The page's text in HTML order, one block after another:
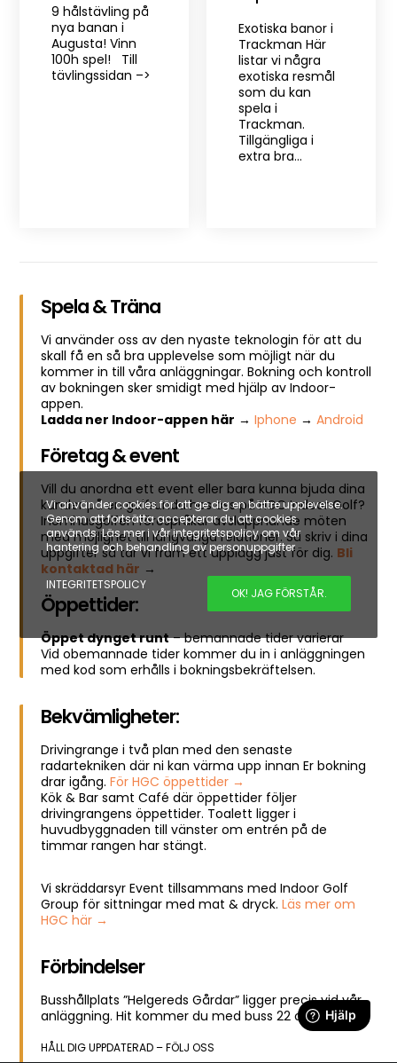
9 hålstävling på
nya banan i
Augusta! Vinn
100h spel! Till
tävlingssidan –>
Exotiska banor i
Trackman Här
listar vi några
exotiska resmål
som du kan
spela i
Trackman.
Tillgängliga i
extra bra…
Spela & Träna
Vi använder oss av den nyaste teknologin för att du
skall få en så bra upplevelse som möjligt när du
kommer in till våra anläggningar. Bokning och kontroll
av bokningen sker smidigt med hjälp av Indoor-
appen.
Ladda ner Indoor-appen här →Iphone →Android
Företag & event
Vill du anordna ett event eller bara kunna bjuda dina
kunder på en golfrunda hos oss på HGC Indoor Golf?
Inomhusgolfen förespråkar avslappnande möten
med möjlighet till långvariga relationer. Så skriv i dina
uppgifter så tar vi fram ett upplägg just för dig. Bli
kontaktad här →
Öppettider:
Öppet dynget runt– bemannade tider varierar
Vid obemannade tider kommer du in i anläggningen
med kod som erhålls i bokningsbekräftelsen.
Bekvämligheter:
Drivingrange i två plan med den senaste
radartekniken där ni kan värma upp innan Er bokning
drar igång.För HGC öppettider →
Kök & Bar samt Café där öppettider följer
drivingrangens öppettider. Toalett ligger i
huvudbyggnaden till vänster om entrén på de
timmar rangen har stängt.
Vi skräddarsyr Event tillsammans med Indoor Golf
Group för sittningar med mat & dryck.Läs mer om
HGC här →
Förbindelser
Busshållplats ”Helgereds Gårdar” ligger precis vid vår
anläggning. Hit kommer du med buss 22 och 36.
HÅLL DIG UPPDATERAD – FÖLJ OSS
Vi använder cookies för att ge dig en bättre upplevelse.
Genom att fortsätta accepterar du att cookies
används. Läs mer i vår integritetspolicy om vår
hantering och behandling av personuppgifter
INTEGRITETSPOLICY
OK! JAG FÖRSTÅR.